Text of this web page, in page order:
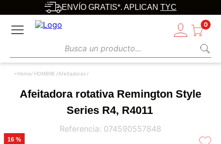
ENVÍO GRATIS*. APLICAN TYC
0
HOMBRE Afeitadoras
Afeitadora rotativa Remington Style
Series R4, R4011
Referencia: 074590557848
16 %